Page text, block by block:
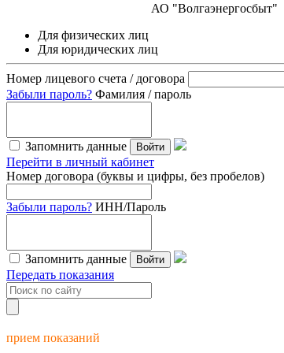
АО "Волгаэнергосбыт"
Для физических лиц
Для юридических лиц
Номер лицевого счета / договора
Забыли пароль? Фамилия / пароль
Запомнить данные Войти
Перейти в личный кабинет
Номер договора (буквы и цифры, без пробелов)
Забыли пароль? ИНН/Пароль
Запомнить данные Войти
Передать показания
прием показаний